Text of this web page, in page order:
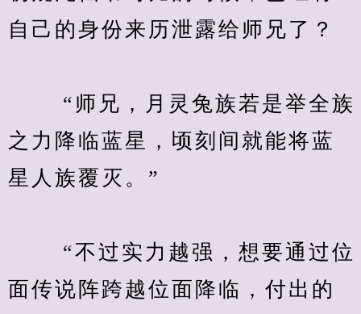
自己的身份来历泄露给师兄了？
“师兄，月灵兔族若是举全族
之力降临蓝星，顷刻间就能将蓝
星人族覆灭。”
“不过实力越强，想要通过位
面传说阵跨越位面降临，付出的